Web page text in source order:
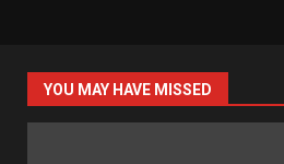
YOU MAY HAVE MISSED